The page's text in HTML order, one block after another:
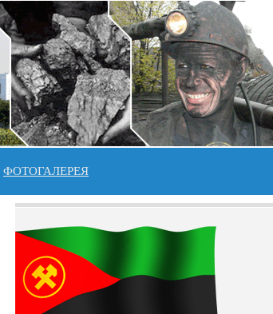
ФОТОГАЛЕРЕЯ